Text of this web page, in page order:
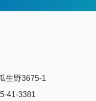
生野3675-1
41-3381